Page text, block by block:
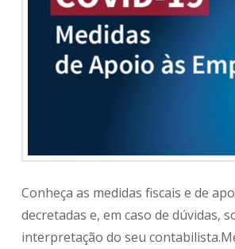
Conheça as medidas fiscais e de
decretadas e, em caso de dúvidas,
interpretação do seu